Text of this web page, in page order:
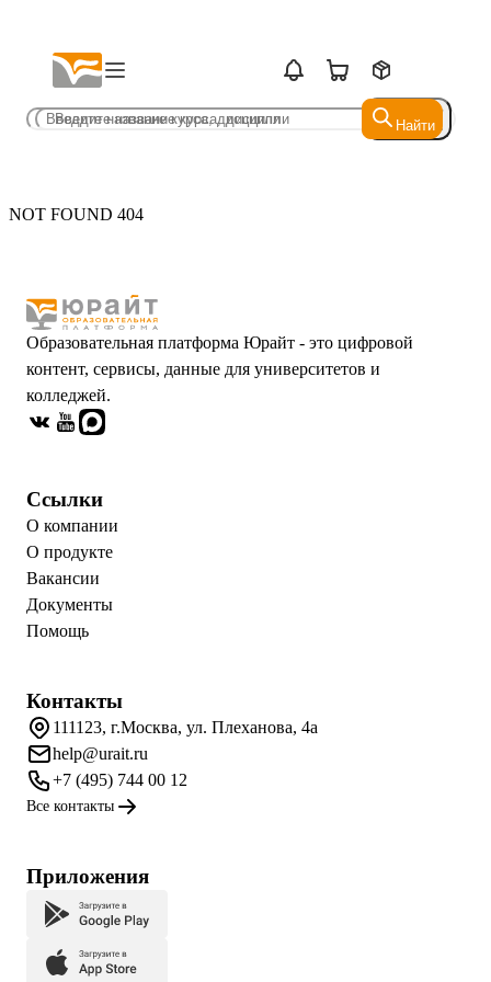
Найти
Найти
NOT FOUND 404
Образовательная платформа Юрайт - это цифровой
контент, сервисы, данные для университетов и
колледжей.
Ссылки
О компании
О продукте
Вакансии
Документы
Помощь
Контакты
111123, г.Москва, ул. Плеханова, 4а
help@urait.ru
+7 (495) 744 00 12
Все контакты
Приложения